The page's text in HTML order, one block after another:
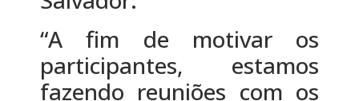
“A fim de motivar os
participantes, estamos
fazendo reuniões com os